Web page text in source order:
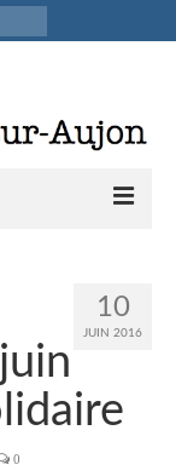
10
JUIN 2016
0